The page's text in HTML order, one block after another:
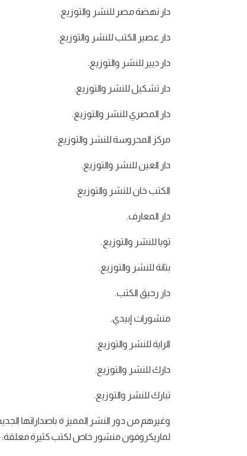
دار نهضة مصر للنشر والتوزيع.
دار عصير الكتب للنشر والتوزيع.
دار ديير للنشر والتوزيع.
دار تشكيل للنشر والتوزيع.
دار المصري للنشر والتوزيع.
مركز المحروسة للنشر والتوزيع.
دار العين للنشر والتوزيع.
الكتب خان للنشر والتوزيع.
دار المعارف.
تويا للنشر والتوزيع.
بتانة للنشر والتوزيع.
دار رحيق الكتب.
منشورات إبيدي.
الراية للنشر والتوزيع.
دارك للنشر والتوزيع.
تبارك للنشر والتوزيع.
وغيرهم من دور النشر المميز ة باصداراتها
لماريكروفون منشور خاص لكتب كثيرة معلقة: